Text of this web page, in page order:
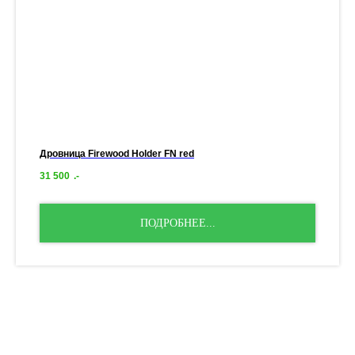
Дровница Firewood Holder FN red
31 500 .-
ПОДРОБНЕЕ...